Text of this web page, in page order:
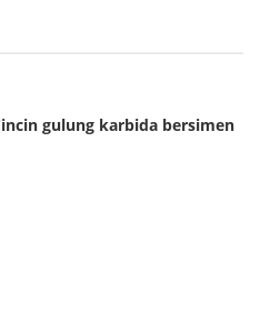
gulung karbida bersimen